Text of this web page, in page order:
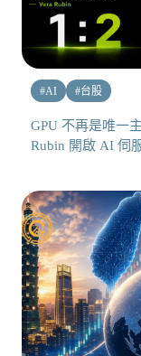
#AI #台股
GPU 不再是唯一
Rubin 開啟 AI 伺